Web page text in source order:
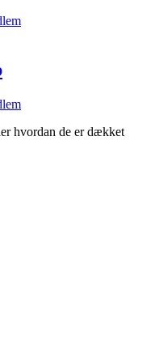
hvordan de er dækket